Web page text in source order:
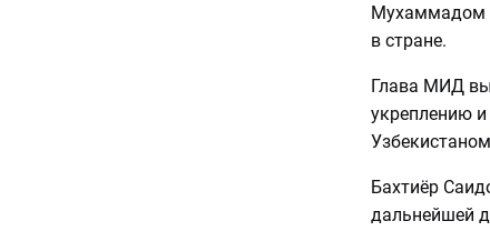
Мухаммадом
в стране.
Глава МИД
укреплению
Бахтиёр
дальнейшей